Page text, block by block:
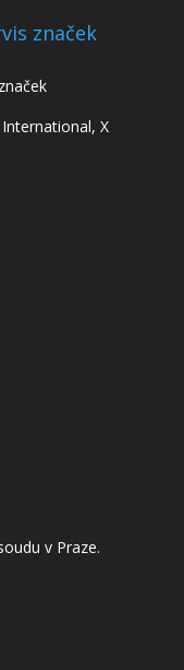
značek
X
v Praze.